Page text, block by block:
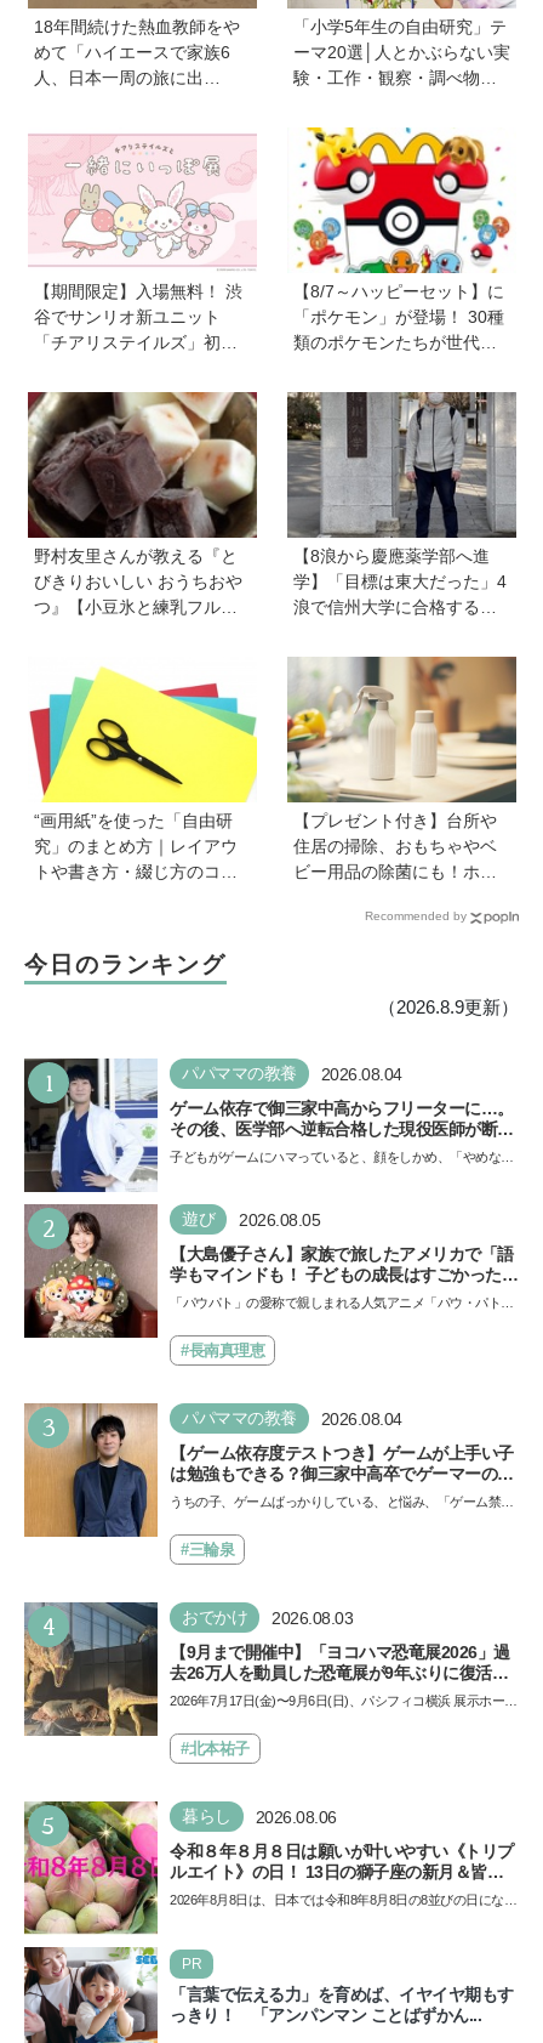
18年間続けた熱血教師をや
めて「ハイエースで家族6
人、日本一周の旅に出
踏み出した教師夫妻の決断
「小学5年生の自由研究」テ
ーマ20選│人とかぶらない実
験・工作・観察・調べ物の
【期間限定】入場無料！ 渋
谷でサンリオ新ユニット
「チアリステイルズ」初の
着でプレゼントも
【8/7～ハッピーセット】に
「ポケモン」が登場！ 30種
類のポケモンたちが世代を
野村友里さんが教える『と
びきりおいしい おうちおや
つ』【小豆氷と練乳フルー
【8浪から慶應薬学部へ進
学】「目標は東大だった」4
浪で信州大学に合格するも1
た理由、今思うことは「学
歴は人の一部にしかすぎな
い」《慶應生よしださん｜
後編》
“画用紙”を使った「自由研
究」のまとめ方｜レイアウ
トや書き方・綴じ方のコツ
【プレゼント付き】台所や
住居の掃除、おもちゃやベ
ビー用品の除菌にも！ホタ
ーナー「Shell we clean?」
Recommended by
今日のランキング
（2026.8.9更新）
1 パパママの教養 2026.08.04
ゲーム依存で御三家中高からフリーターに…。
その後、医学部へ逆転合格した現役医師が断言
「ゲームの経験が受験勉強に役立った」そう考
子どもがゲームにハマっていると、顔をしかめ、「やめなさ
い…
2 遊び 2026.08.05
【大島優子さん】家族で旅したアメリカで「語
学もマインドも！ 子どもの成長はすごかった」
声優をつとめた映画『パウ・パトロール ザ・ダ
できると子どもに知ってほしい
「パウパト」の愛称で親しまれる人気アニメ「パウ・パトロ
ザ…#長南真理恵
3 パパママの教養 2026.08.04
【ゲーム依存度テストつき】ゲームが上手い子
は勉強もできる？御三家中高卒でゲーマーの医
師・阿部智史さんが教えるゲームしながら受験
うちの子、ゲームばっかりしている、と悩み、「ゲーム禁
も…#三輪泉
4 おでかけ 2026.08.03
【9月まで開催中】「ヨコハマ恐竜展2026」過
去26万人を動員した恐竜展が9年ぶりに復活！
夏休みのおでかけで楽しむポイントを完全ガイ
2026年7月17日(金)〜9月6日(日)、パシフィコ横浜 展示ホール
催…#北本祐子
5 暮らし 2026.08.06
令和８年８月８日は願いが叶いやすい《トリプ
ルエイト》の日！ 13日の獅子座の新月＆皆既
日食の影響にも注目
2026年8月8日は、日本では令和8年8月8日の8並びの日になり
PR
「言葉で伝える力」を育めば、イヤイヤ期もす
っきり！ 「アンパンマン ことばずかん...